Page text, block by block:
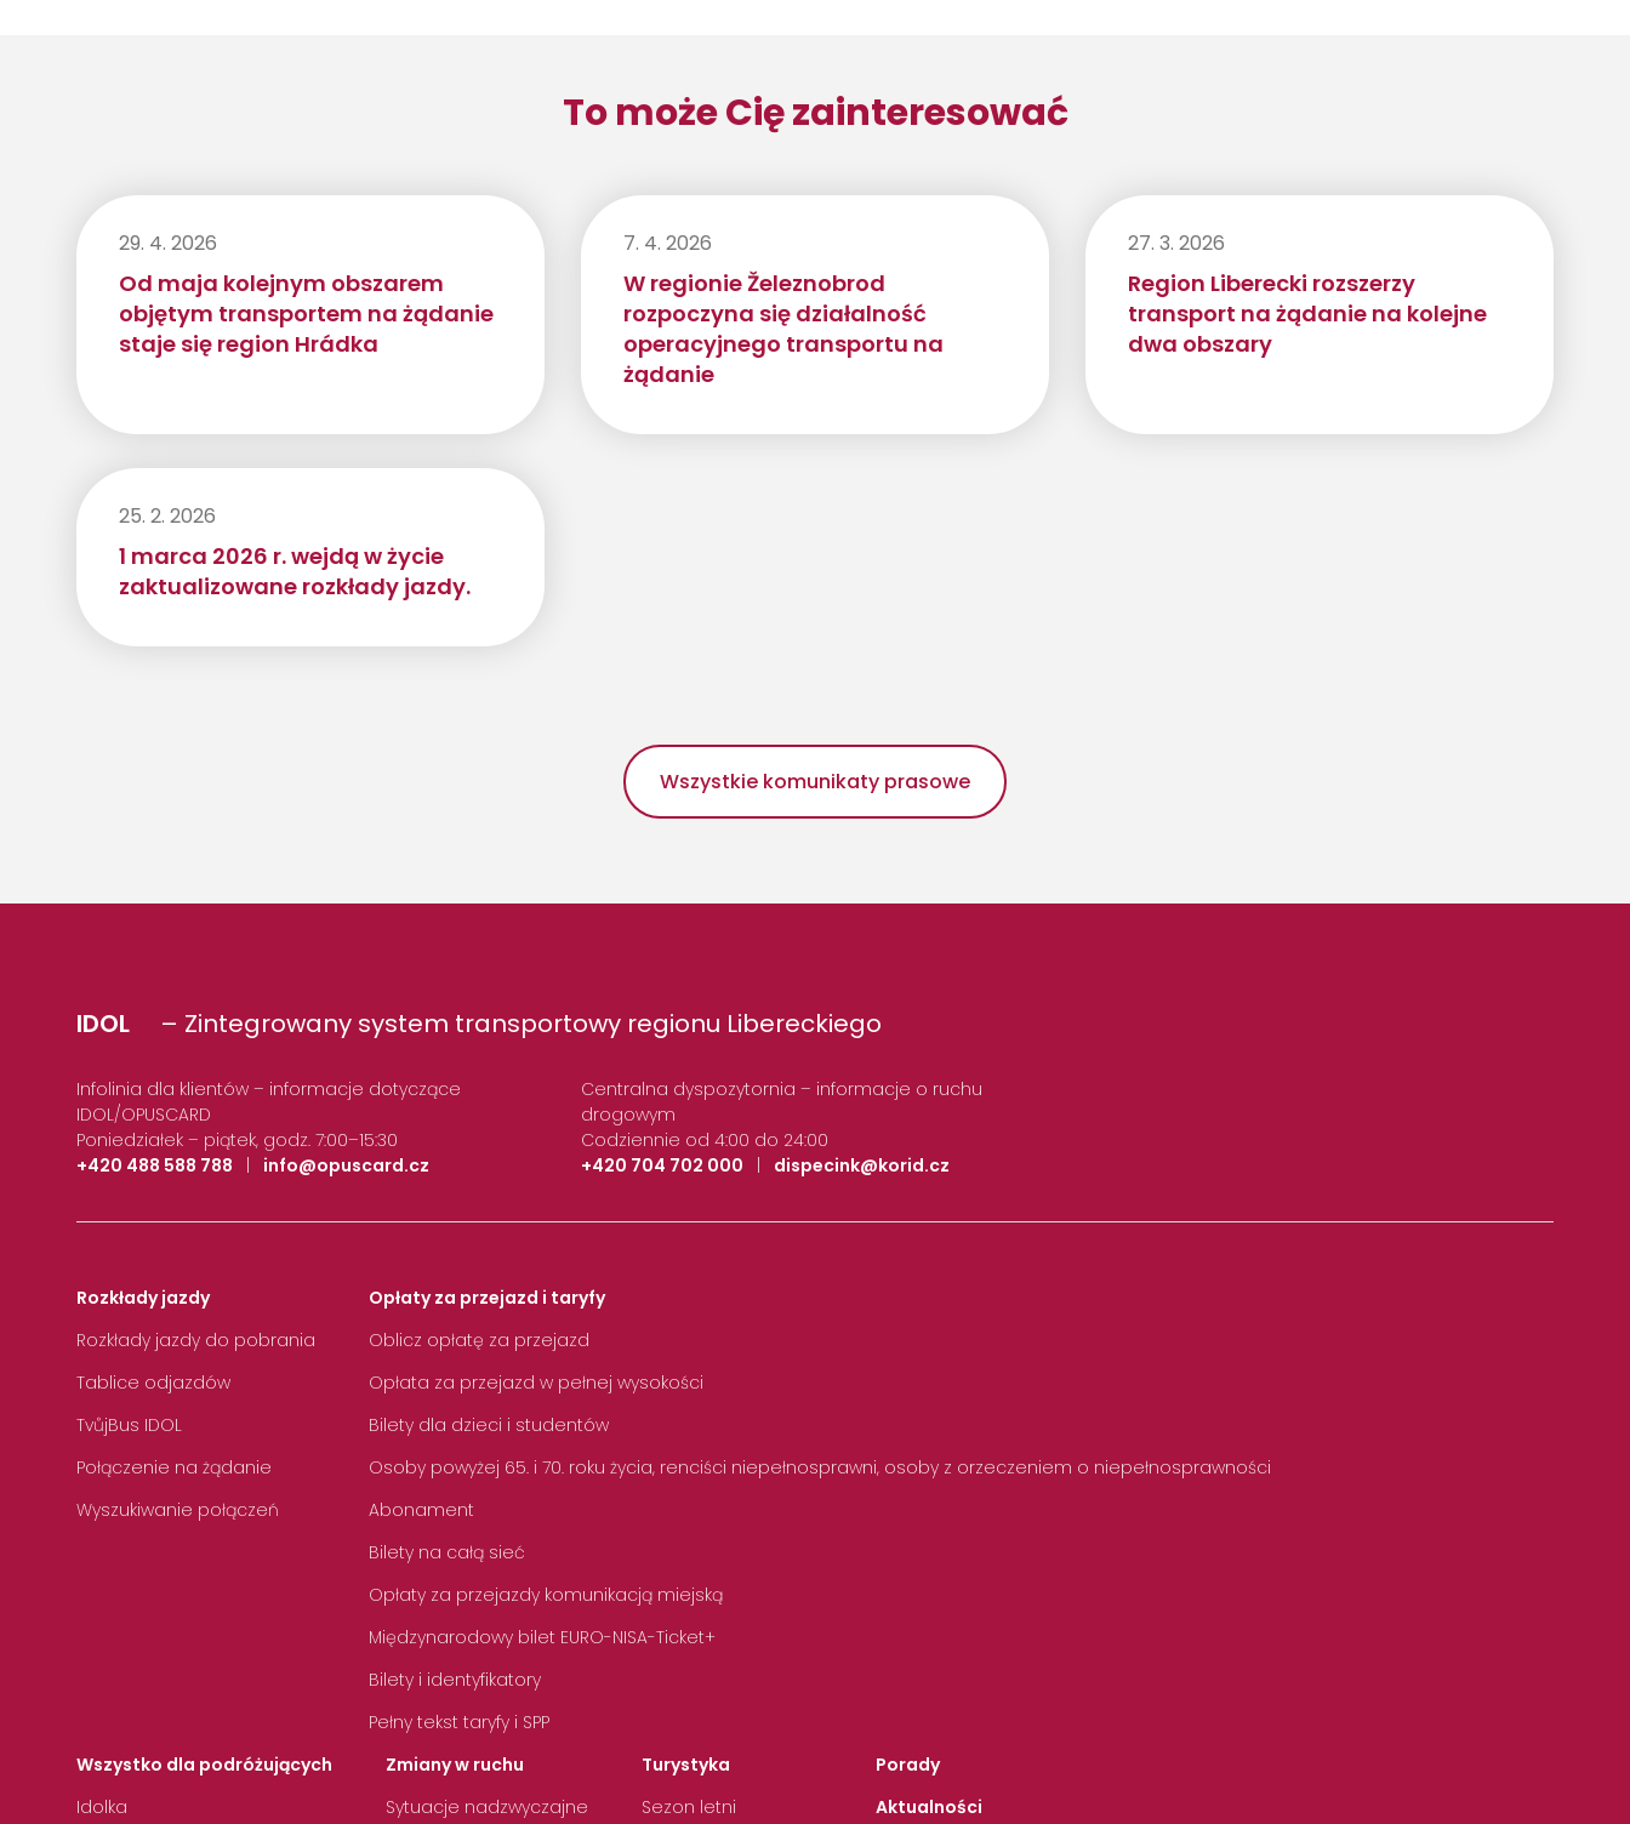
To może Cię zainteresować
29. 4. 2026
Od maja kolejnym obszarem
objętym transportem na żądanie
staje się region Hrádka
7. 4. 2026
W regionie Železnobrod
rozpoczyna się działalność
operacyjnego transportu na
żądanie
27. 3. 2026
Region Liberecki rozszerzy
transport na żądanie na kolejne
dwa obszary
25. 2. 2026
1 marca 2026 r. wejdą w życie
zaktualizowane rozkłady jazdy.
Wszystkie komunikaty prasowe
IDOL – Zintegrowany system transportowy regionu Libereckiego
Infolinia dla klientów – informacje dotyczące
IDOL/OPUSCARD
Poniedziałek – piątek, godz. 7:00–15:30
+420 488 588 788
| info@opuscard.cz
Centralna dyspozytornia – informacje o ruchu
drogowym
Codziennie od 4:00 do 24:00
+420 704 702 000
| dispecink@korid.cz
Rozkłady jazdy
Rozkłady jazdy do pobrania
Tablice odjazdów
TvůjBus IDOL
Połączenie na żądanie
Wyszukiwanie połączeń
Opłaty za przejazd i taryfy
Oblicz opłatę za przejazd
Opłata za przejazd w pełnej wysokości
Bilety dla dzieci i studentów
Osoby powyżej 65. i 70. roku życia, renciści niepełnosprawni, osoby z orzeczeniem o niepełnosprawności
Abonament
Bilety na całą sieć
Opłaty za przejazdy komunikacją miejską
Międzynarodowy bilet EURO-NISA-Ticket+
Bilety i identyfikatory
Pełny tekst taryfy i SPP
Wszystko dla podróżujących
Idolka
Zmiany w ruchu
Sytuacje nadzwyczajne
Turystyka
Sezon letni
Porady
Aktualności